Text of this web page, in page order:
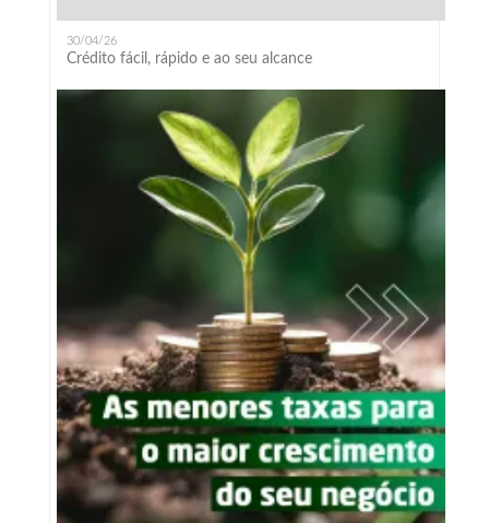
30/04/26
Crédito fácil, rápido e ao seu alcance